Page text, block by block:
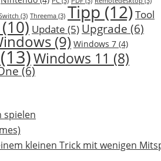
(3) Threema (3) Tipp(12)Tool
(10) Update (5) Upgrade (6)
(9) Windows 7 (4)
Windows 11 (8)
(6)
spielen
kleinen Trick mit wenigen